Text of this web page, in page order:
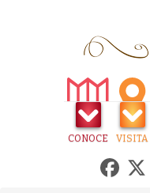
CONOCE VISITA